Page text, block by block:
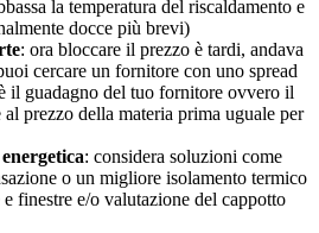
la temperatura del riscaldamento e
docce più brevi)
: ora bloccare il prezzo è tardi, andava
cercare un fornitore con uno spread
il guadagno del tuo fornitore ovvero il
prezzo della materia prima uguale per
: considera soluzioni come
o un migliore isolamento termico
finestre e/o valutazione del cappotto